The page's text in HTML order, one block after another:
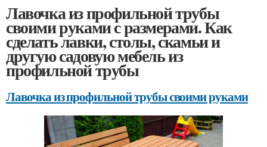
Лавочка из профильной трубы
своими руками с размерами. Как
сделать лавки, столы, скамьи и
другую садовую мебель из
профильной трубы
Лавочка из профильной трубы своими руками